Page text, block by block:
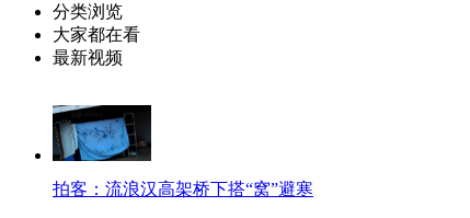
分类浏览
大家都在看
最新视频
拍客：流浪汉高架桥下搭“窝”避寒